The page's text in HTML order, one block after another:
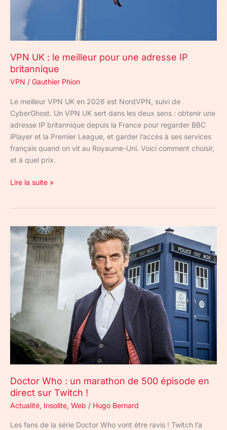
VPN UK : le meilleur pour une adresse IP
britannique
VPN / Gauthier Phion
Le meilleur VPN UK en 2026 est NordVPN, suivi de
CyberGhost. Un VPN UK sert dans les deux sens : obtenir une
adresse IP britannique depuis la France pour regarder BBC
iPlayer et la Premier League, et garder l’accès à ses services
français quand on vit au Royaume-Uni. Voici comment choisir,
et à quel prix.
adresse
britannique
Lire la suite »
Doctor Who : un marathon de 500 épisode en
direct sur Twitch !
Actualité, Insolite, Web / Hugo Bernard
Les fans de la série Doctor Who vont être ravis ! Twitch l’a
Doctor
un
marathon
500
épisode
direct
sur
Twitch